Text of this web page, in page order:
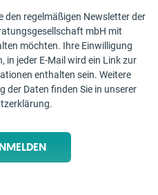
den regelmäßigen Newsletter der
mbH mit
möchten. Ihre Einwilligung
in jeder E-Mail wird ein Link zur
der Daten finden Sie in unserer
.